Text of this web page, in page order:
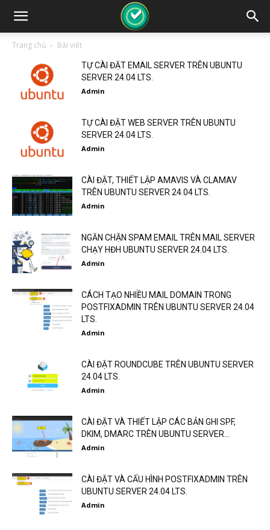
Trang chủ Bài viết
TỰ CÀI ĐẶT EMAIL SERVER TRÊN UBUNTU
SERVER 24.04 LTS.
Admin
TỰ CÀI ĐẶT WEB SERVER TRÊN UBUNTU
SERVER 24.04 LTS.
Admin
CÀI ĐẶT, THIẾT LẬP AMAVIS VÀ CLAMAV
TRÊN UBUNTU SERVER 24.04 LTS.
Admin
NGĂN CHẶN SPAM EMAIL TRÊN MAIL SERVER
CHẠY HĐH UBUNTU SERVER 24.04 LTS.
Admin
CÁCH TẠO NHIỀU MAIL DOMAIN TRONG
POSTFIXADMIN TRÊN UBUNTU SERVER 24.04
LTS.
Admin
CÀI ĐẶT ROUNDCUBE TRÊN UBUNTU SERVER
24.04 LTS.
Admin
CÀI ĐẶT VÀ THIẾT LẬP CÁC BẢN GHI SPF,
DKIM, DMARC TRÊN UBUNTU SERVER...
Admin
CÀI ĐẶT VÀ CẤU HÌNH POSTFIXADMIN TRÊN
UBUNTU SERVER 24.04 LTS.
Admin